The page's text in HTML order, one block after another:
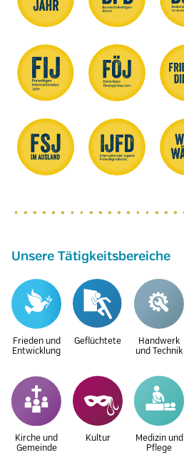
Unsere Tätigkeitsbereiche
Frieden und
Entwicklung
Geflüchtete
Handwerk
und Technik
Kirche und
Gemeinde
Kultur
Medizin und
Pflege